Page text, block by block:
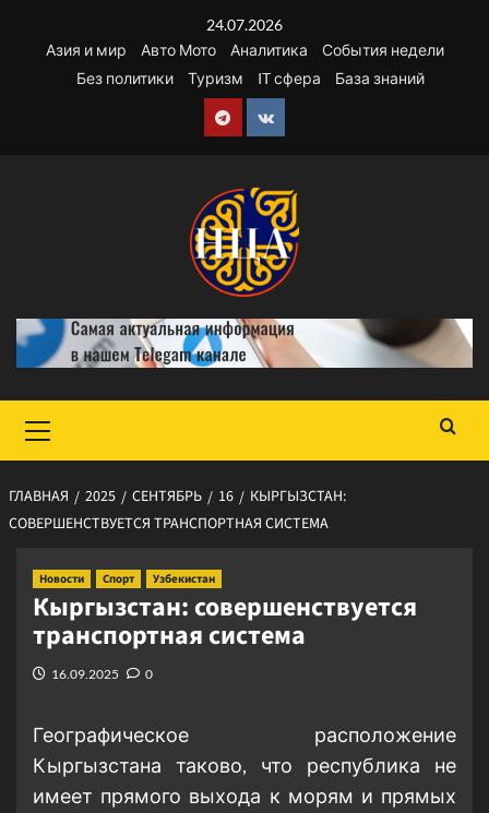
содержимому
24.07.2026
Азия и мир
Авто Мото Аналитика
События недели
Без политики
Туризм IT сфера База знаний
Telegram
VK
меню
ГЛАВНАЯ 2025 СЕНТЯБРЬ 16
КЫРГЫЗСТАН:
СОВЕРШЕНСТВУЕТСЯ ТРАНСПОРТНАЯ СИСТЕМА
Новости Спорт Узбекистан
Кыргызстан: совершенствуется
транспортная система
16.09.2025 0
Географическое расположение
Кыргызстана таково, что республика не
имеет прямого выхода к морям и прямых